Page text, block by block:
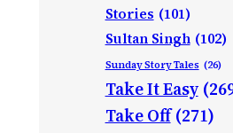
Stories (101)
Sultan Singh (102)
Sunday Story Tales (26)
Take It Easy
Take Off (271)